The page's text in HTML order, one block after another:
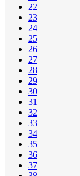
22
23
24
25
26
27
28
29
30
31
32
33
34
35
36
37